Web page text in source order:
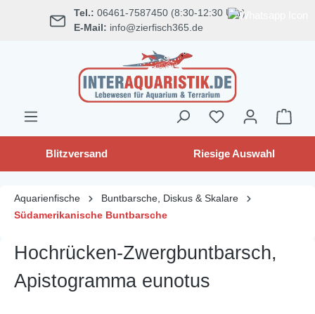
springen Tel.: 06461-7587450 (8:30-12:30 Uhr)
E-Mail: info@zierfisch365.de
Blitzversand Riesige Auswahl
Aquarienfische
Buntbarsche, Diskus & Skalare
Südamerikanische Buntbarsche
Hochrücken-Zwergbuntbarsch,
Apistogramma eunotus